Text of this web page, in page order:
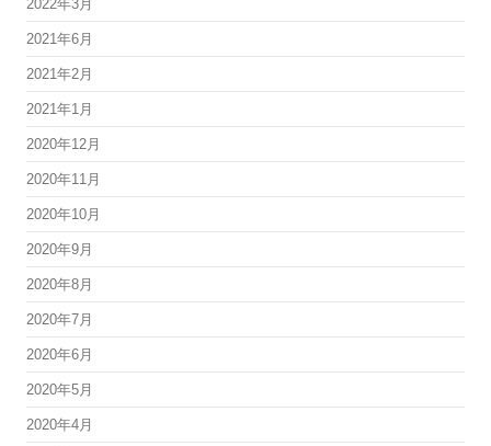
2022年3月
2021年6月
2021年2月
2021年1月
2020年12月
2020年11月
2020年10月
2020年9月
2020年8月
2020年7月
2020年6月
2020年5月
2020年4月